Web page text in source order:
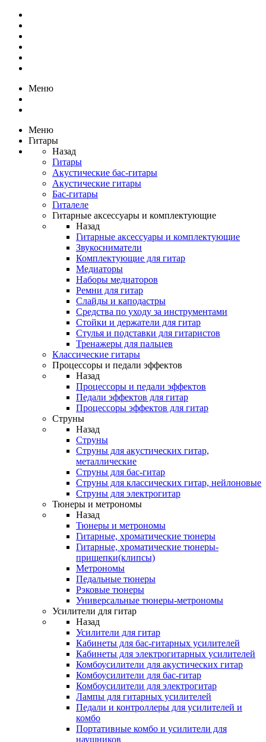
Меню
Меню
Гитары
Назад
Гитары
Акустические бас-гитары
Акустические гитары
Бас-гитары
Гиталеле
Гитарные аксессуары и комплектующие
Назад
Гитарные аксессуары и комплектующие
Звукосниматели
Комплектующие для гитар
Медиаторы
Наборы медиаторов
Ремни для гитар
Слайды и каподастры
Средства по уходу за инструментами
Стойки и держатели для гитар
Стулья и подставки для гитаристов
Тренажеры для пальцев
Классические гитары
Процессоры и педали эффектов
Назад
Процессоры и педали эффектов
Педали эффектов для гитар
Процессоры эффектов для гитар
Струны
Назад
Струны
Струны для акустических гитар,
металлические
Струны для бас-гитар
Струны для классических гитар, нейлоновые
Струны для электрогитар
Тюнеры и метрономы
Назад
Тюнеры и метрономы
Гитарные, хроматические тюнеры
Гитарные, хроматические тюнеры-
прищепки(клипсы)
Метрономы
Педальные тюнеры
Рэковые тюнеры
Универсальные тюнеры-метрономы
Усилители для гитар
Назад
Усилители для гитар
Кабинеты для бас-гитарных усилителей
Кабинеты для электрогитарных усилителей
Комбоусилители для акустических гитар
Комбоусилители для бас-гитар
Комбоусилители для электрогитар
Лампы для гитарных усилителей
Педали и контроллеры для усилителей и
комбо
Портативные комбо и усилители для
наушников